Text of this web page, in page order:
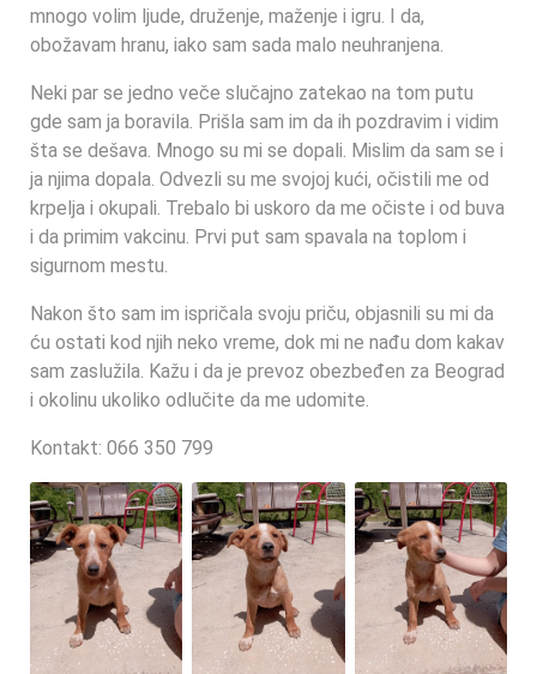
mnogo volim ljude, druženje, maženje i igru. I da,
obožavam hranu, iako sam sada malo neuhranjena.
Neki par se jedno veče slučajno zatekao na tom putu
gde sam ja boravila. Prišla sam im da ih pozdravim i vidim
šta se dešava. Mnogo su mi se dopali. Mislim da sam se i
ja njima dopala. Odvezli su me svojoj kući, očistili me od
krpelja i okupali. Trebalo bi uskoro da me očiste i od buva
i da primim vakcinu. Prvi put sam spavala na toplom i
sigurnom mestu.
Nakon što sam im ispričala svoju priču, objasnili su mi da
ću ostati kod njih neko vreme, dok mi ne nađu dom kakav
sam zaslužila. Kažu i da je prevoz obezbeđen za Beograd
i okolinu ukoliko odlučite da me udomite.
Kontakt: 066 350 799